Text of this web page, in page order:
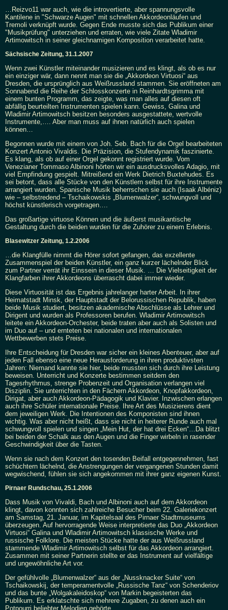
…Reizvo11 war auch, wie die introvertierte, aber spannungsvolle
Kantilene in "Schwarze Augen" mit schnellen Akkordeonläufen und
Tremoli verknüpft wurde. Gegen Ende musste sich das Publikum einer
"Musikprüfung" unterziehen und erraten, wie viele Zitate Wladimir
Artimowitsch in seiner gleichnamigen Komposition verarbeitet hatte.
Sächsische Zeitung, 31.1.2007
Wenn zwei Künstler miteinander musizieren und es klingt, als ob es nur
ein einziger wär, dann nennt man sie die „Akkordeon Virtuosi“ aus
Dresden, die ursprünglich aus Weißrussland stammen. Sie eröffneten am
Sonnabend die Reihe der Schlosskonzerte in Reinhardtsgrimma mit
einem bunten Programm, das zeigte, was man alles auf diesen oft
abfällig beurteilten Instrumenten spielen kann. Gewiss, Galina und
Wladimir Artimowitsch besitzen besonders ausgestattete, wertvolle
Instrumente,…. Aber man muss auf ihnen natürlich auch spielen
können…
Begonnen wurde mit einem von Joh. Seb. Bach für die Orgel bearbeiteten
Konzert Antonio Vivaldis. Die Präzision, die Stufendynamik faszinierte.
Es klang, als ob auf einer Orgel gekonnt registriert wurde. Vom
Venezianer Tommaso Albinoni hörten wir ein ausdrucksvolles Adagio, mit
viel Empfindung gespielt. Mitreißend ein Werk Dietrich Buxtehudes. Es
sei betont, dass alle Stücke von den Künstlern selbst für ihre Instrumente
arrangiert wurden. Spanische Musik beherrschen sie auch (Isaak Albéniz)
wie – selbstredend – Tschaikowskis „Blumenwalzer“, schwungvoll und
höchst künstlerisch vorgetragen….
Das großartige virtuose Können und die äußerst musikantische
Gestaltung durch die beiden wurden für die Zuhörer zu einem Erlebnis.
Blasewitzer Zeitung, 1.2.2006
…die Klangfülle nimmt die Hörer sofort gefangen, das exzellente
Zusammenspiel der beiden Künstler, ein ganz kurzer lächelnder Blick
zum Partner verrät ihr Einssein in dieser Musik. … Die Vielseitigkeit der
Klangfarben ihrer Akkordeons überrascht dabei immer wieder.
Diese Virtuosität ist das Ergebnis jahrelanger harter Arbeit. In ihrer
Heimatstadt Minsk, der Hauptstadt der Belorussischen Republik, haben
beide Musik studiert, besitzen akademische Abschlüsse als Lehrer und
Dirigent und wurden als Professoren berufen. Wladimir Artimowitsch
leitete ein Akkordeon-Orchester, beide traten aber auch als Solisten und
im Duo auf – und ernteten bei nationalen und internationalen
Wettbewerben stets Preise.
Ihre Entscheidung für Dresden war sicher ein kleines Abenteuer, aber auf
jeden Fall ebenso eine neue Herausforderung in ihren produktivsten
Jahren: Niemand kannte sie hier, beide mussten sich durch ihre Leistung
beweisen. Unterricht und Konzerte bestimmen seitdem den
Tagesrhythmus, strenge Probenzeit und Organisation verlangen viel
Disziplin. Sie unterrichten in den Fächern Akkordeon, Knopfakkordeon,
Dirigat, aber auch Akkordeon-Pädagogik und Klavier. Inzwischen erlangen
auch ihre Schüler internationale Preise. Ihre Art des Musizierens dient
dem jeweiligen Werk. Die Intentionen des Komponisten sind ihnen
wichtig. Was aber nicht heißt, dass sie nicht in heiterer Runde auch mal
schwungvoll spielen und singen „Mein Hut, der hat drei Ecken“…Da blitzt
bei beiden der Schalk aus den Augen und die Finger wirbeln in rasender
Geschwindigkeit über die Tasten.
Wenn sie nach dem Konzert den tosenden Beifall entgegennehmen, fast
schüchtern lächelnd, die Anstrengungen der vergangenen Stunden damit
wegwischend, fühlen sie sich angekommen mit ihrer ganz eigenen Kunst.
Pirnaer Rundschau, 25.1.2006
Dass Musik von Vivaldi, Bach und Albinoni auch auf dem Akkordeon
klingt, davon konnten sich zahlreiche Besucher beim 22. Galeriekonzert
am Samstag, 21. Januar, im Kapitelsaal des Pirnaer Stadtmuseums
überzeugen. Auf hervorragende Weise interpretierte das Duo „Akkordeon
Virtuosi“ Galina und Wladimir Artimowitsch klassische Werke und
russische Folklore. Die meisten Stücke hatte der aus Weißrussland
stammende Wladimir Artimowitsch selbst für das Akkordeon arrangiert.
Zusammen mit seiner Partnerin stellte er das Instrument auf vielfältige
und ungewöhnliche Art vor.
Der gefühlvolle „Blumenwalzer“ aus der „Nussknacker Suite“ von
Tschaikowskij, der temperamentvolle „Russische Tanz“ von Schenderiov
und das bunte „Wolgakaleidoskop“ von Markin begeisterten das
Publikum. Es erklatschte sich mehrere Zugaben, zu denen auch ein
Potpourri beliebter Melodien gehörte…